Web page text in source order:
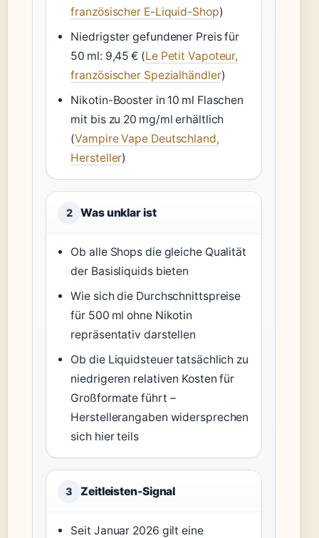
französischer E-Liquid-Shop)
Niedrigster gefundener Preis für
50 ml: 9,45 € (Le Petit Vapoteur,
französischer Spezialhändler)
Nikotin-Booster in 10 ml Flaschen
mit bis zu 20 mg/ml erhältlich
(Vampire Vape Deutschland,
Hersteller)
2 Was unklar ist
Ob alle Shops die gleiche Qualität
der Basisliquids bieten
Wie sich die Durchschnittspreise
für 500 ml ohne Nikotin
repräsentativ darstellen
Ob die Liquidsteuer tatsächlich zu
niedrigeren relativen Kosten für
Großformate führt –
Herstellerangaben widersprechen
sich hier teils
3 Zeitleisten-Signal
Seit Januar 2026 gilt eine